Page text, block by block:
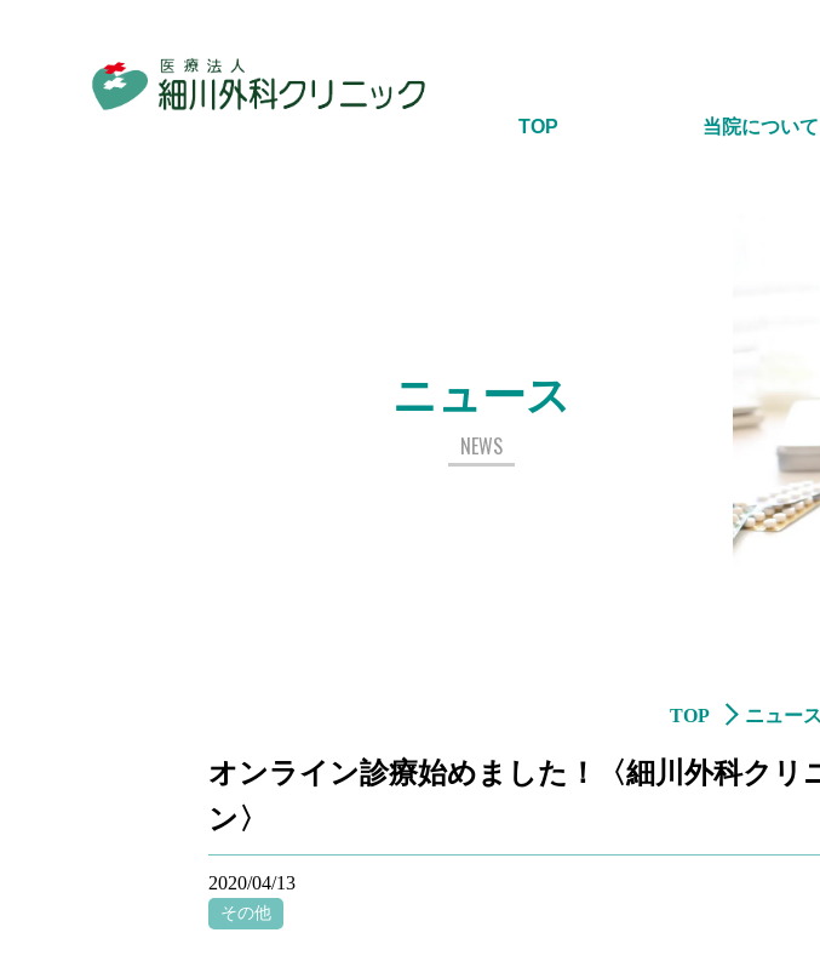
TOP 当院について
ニュース
NEWS
TOP ニュース
オンライン診療始めました！〈細川外科クリ
ン〉
2020/04/13
その他